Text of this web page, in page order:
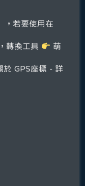
，若要使用在
，轉換工具
萌
於 GPS座標 - 詳